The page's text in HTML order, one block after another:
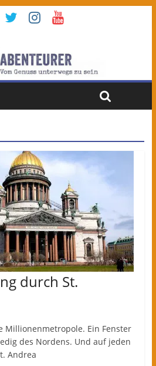
durch St.
Millionenmetropole. Ein Fenster
des Nordens. Und auf jeden
Andrea